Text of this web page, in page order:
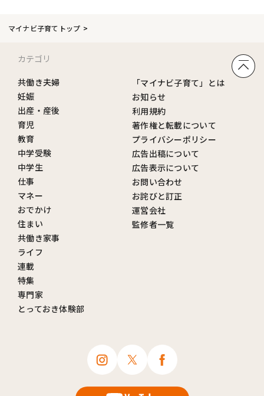
マイナビ子育てトップ
カテゴリ
共働き夫婦
妊娠
出産・産後
育児
教育
中学受験
中学生
仕事
マネー
おでかけ
住まい
共働き家事
ライフ
連載
特集
専門家
とっておき体験部
「マイナビ子育て」とは
お知らせ
利用規約
著作権と転載について
プライバシーポリシー
広告出稿について
広告表示について
お問い合わせ
お詫びと訂正
運営会社
監修者一覧